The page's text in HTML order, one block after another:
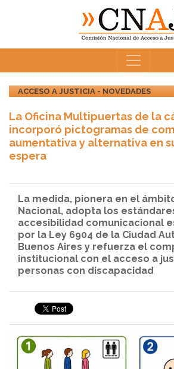
ACCESO A JUSTICIA - NOVEDADES
La Oficina Multipuertas de la
incorporó pictogramas de
aumentativa y alternativa en
espera
La medida, pionera en el
Nacional, adopta los
accesibilidad comunicacional
por la Ley 6904 de la Ciudad
Buenos Aires y refuerza el
institucional con el acceso a
personas con discapacidad